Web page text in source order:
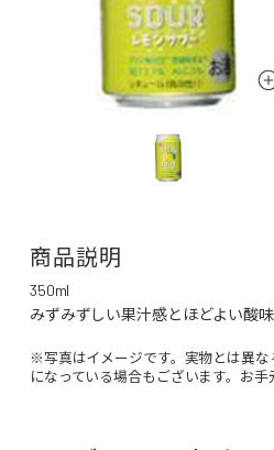
商品説明
350ml
みずみずしい果汁感とほどよい酸
※写真はイメージです。実物とは異
になっている場合もございます。お